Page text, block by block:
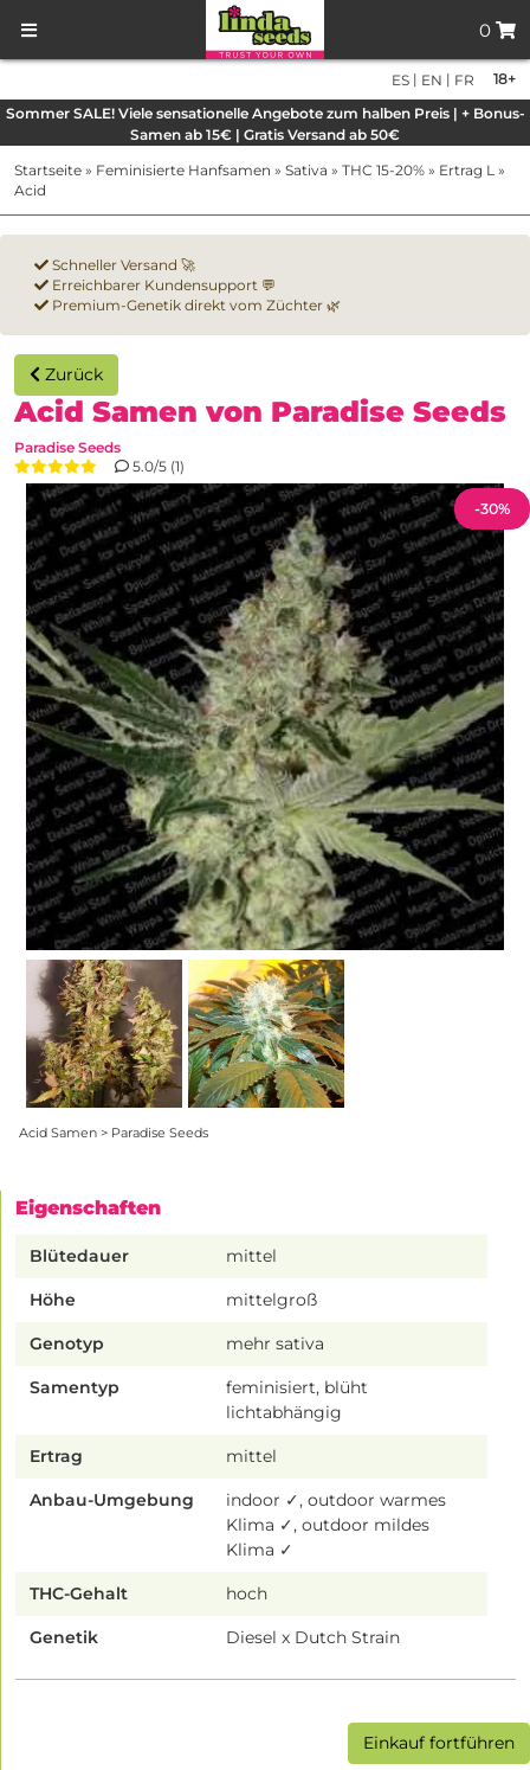
0
18+
ES | EN | FR
Sommer SALE! Viele sensationelle Angebote zum halben Preis | + Bonus-
Samen ab 15€ | Gratis Versand ab 50€
Startseite » Feminisierte Hanfsamen » Sativa » THC 15-20% » Ertrag L »
Acid
Schneller Versand 🚀
Erreichbarer Kundensupport 💬
Premium-Genetik direkt vom Züchter 🌿
Zurück
Acid Samen von Paradise Seeds
Paradise Seeds
5.0/5 (1)
-30%
Acid Samen > Paradise Seeds
Eigenschaften
Blütedauer mittel
Höhe mittelgroß
Genotyp mehr sativa
Samentyp
feminisiert, blüht
lichtabhängig
Ertrag mittel
Anbau-Umgebung
indoor ✓, outdoor warmes
Klima ✓, outdoor mildes
Klima ✓
THC-Gehalt hoch
Genetik Diesel x Dutch Strain
Einkauf fortführen